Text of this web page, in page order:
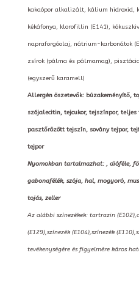
kakaópor alkalizált, kálium hidroxid,
kékáfonya, klorofillin (E141),
napraforgóolaj, nátrium-karbonátok
zsírok (pálma és pálmamag),
(egyszerű karamell)
Allergén öszetevők: búzakeményítő,
szójalecitin, tejcukor, tejszínpor,
pasztőrözött tejszín, sovány tejpor,
tejpor
Nyomokban tartalmazhat: , dióféle,
gabonafélék, szója, hal, mogyoró,
tojás, zeller
Az alábbi színezékek: tartrazin
(E129),színezék (E104),színezék
tevékenységére és figyelmére káros